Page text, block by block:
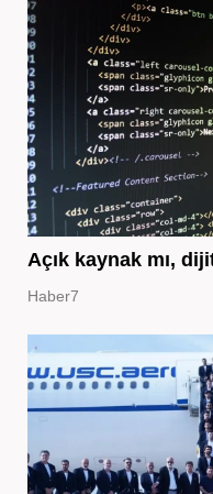
Açık kaynak mı,
Haber7